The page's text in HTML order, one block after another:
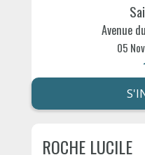
Avenue
05
ROCHE LUCILE